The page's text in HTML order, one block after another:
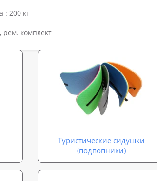
: 200 кг
рем. комплект
Туристические сидушки
(подпопники)